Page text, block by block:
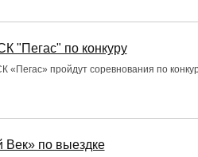
"Пегас" по конкуру
«Пегас» пройдут соревнования по
по выездке